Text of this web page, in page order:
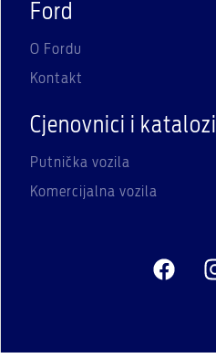
Ford
O Fordu
Kontakt
Cjenovnici i katalozi
Putnička vozila
Komercijalna vozila